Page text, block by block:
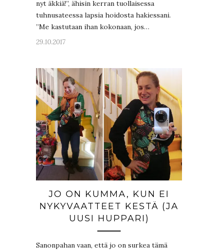
nyt äkkiä!”, ähisin kerran tuollaisessa
tuhnusateessa lapsia hoidosta hakiessani.
”Me kastutaan ihan kokonaan, jos…
29.10.2017
JO ON KUMMA, KUN EI
NYKYVAATTEET KESTÄ (JA
UUSI HUPPARI)
Sanonpahan vaan, että jo on surkea tämä